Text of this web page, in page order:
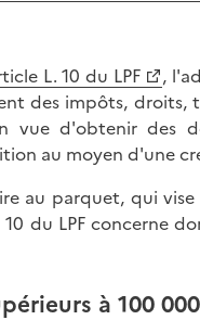
L. 10 du LPF
,
des impôts,
vue d'obtenir des
au moyen d'une
au parquet, qui vise
du LPF concerne
à 100